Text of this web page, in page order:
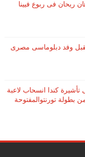
ريحان فى ربوع فيينا
وفد دبلوماسى مصرى
كندا انسحاب لاعبة
بطولة ​تورنتو​المفتوحة